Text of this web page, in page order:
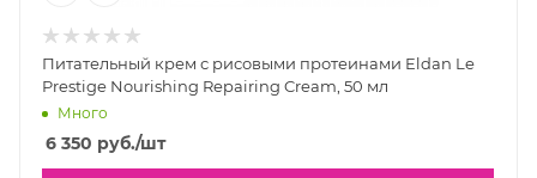
Питательный крем с рисовыми протеинами Eldan Le
Prestige Nourishing Repairing Cream, 50 мл
Много
6 350 руб./шт